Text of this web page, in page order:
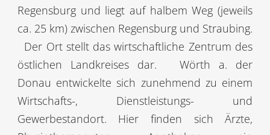
Regensburg und liegt auf halbem Weg (jeweils
ca. 25 km) zwischen Regensburg und Straubing.
Der Ort stellt das wirtschaftliche Zentrum des
östlichen Landkreises dar.
Wörth a. der
Donau entwickelte sich zunehmend zu einem
Wirtschafts-, Dienstleistungs- und
Gewerbestandort. Hier finden sich Ärzte,